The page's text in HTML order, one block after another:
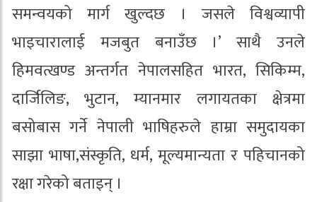
समन्वयको मार्ग खुल्दछ । जसले विश्वव्यापी
भाइचारालाई मजबुत बनाउँछ ।’ साथै उनले
हिमवत्खण्ड अन्तर्गत नेपालसहित भारत, सिकिम्म,
दार्जिलिङ, भुटान, म्यानमार लगायतका क्षेत्रमा
बसोबास गर्ने नेपाली भाषिहरुले हाम्रा समुदायका
साझा भाषा,संस्कृति, धर्म, मूल्यमान्यता र पहिचानको
रक्षा गरेको बताइन् ।